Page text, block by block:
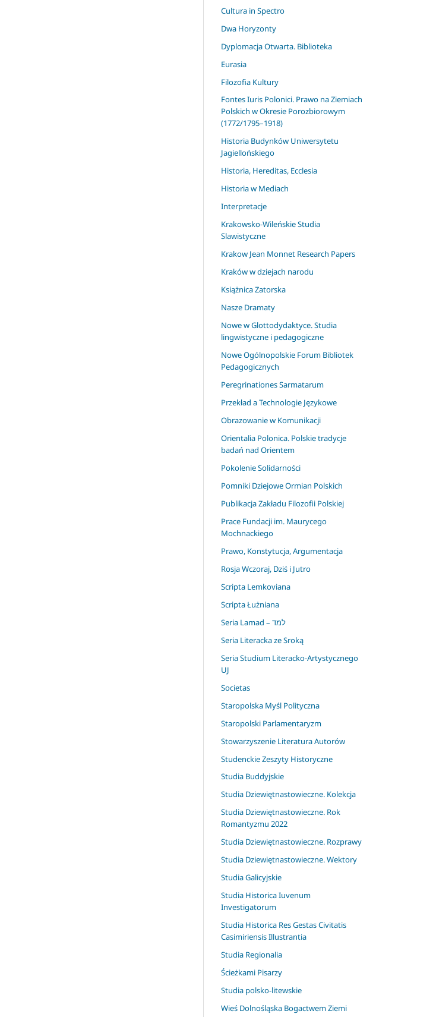
Cultura in Spectro
Dwa Horyzonty
Dyplomacja Otwarta. Biblioteka
Eurasia
Filozofia Kultury
Fontes Iuris Polonici. Prawo na Ziemiach
Polskich w Okresie Porozbiorowym
(1772/1795–1918)
Historia Budynków Uniwersytetu
Jagiellońskiego
Historia, Hereditas, Ecclesia
Historia w Mediach
Interpretacje
Krakowsko-Wileńskie Studia
Slawistyczne
Krakow Jean Monnet Research Papers
Kraków w dziejach narodu
Książnica Zatorska
Nasze Dramaty
Nowe w Glottodydaktyce. Studia
lingwistyczne i pedagogiczne
Nowe Ogólnopolskie Forum Bibliotek
Pedagogicznych
Peregrinationes Sarmatarum
Przekład a Technologie Językowe
Obrazowanie w Komunikacji
Orientalia Polonica. Polskie tradycje
badań nad Orientem
Pokolenie Solidarności
Pomniki Dziejowe Ormian Polskich
Publikacja Zakładu Filozofii Polskiej
Prace Fundacji im. Maurycego
Mochnackiego
Prawo, Konstytucja, Argumentacja
Rosja Wczoraj, Dziś i Jutro
Scripta Lemkoviana
Scripta Łużniana
Seria Lamad – למד
Seria Literacka ze Sroką
Seria Studium Literacko-Artystycznego
UJ
Societas
Staropolska Myśl Polityczna
Staropolski Parlamentaryzm
Stowarzyszenie Literatura Autorów
Studenckie Zeszyty Historyczne
Studia Buddyjskie
Studia Dziewiętnastowieczne. Kolekcja
Studia Dziewiętnastowieczne. Rok
Romantyzmu 2022
Studia Dziewiętnastowieczne. Rozprawy
Studia Dziewiętnastowieczne. Wektory
Studia Galicyjskie
Studia Historica Iuvenum
Investigatorum
Studia Historica Res Gestas Civitatis
Casimiriensis Illustrantia
Studia Regionalia
Ścieżkami Pisarzy
Studia polsko-litewskie
Wieś Dolnośląska Bogactwem Ziemi